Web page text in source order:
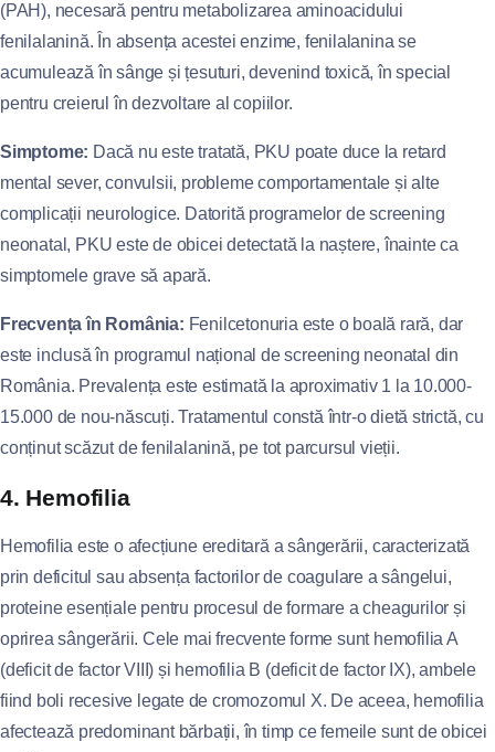
(PAH), necesară pentru metabolizarea aminoacidului
fenilalanină. În absența acestei enzime, fenilalanina se
acumulează în sânge și țesuturi, devenind toxică, în special
pentru creierul în dezvoltare al copiilor.
Simptome: Dacă nu este tratată, PKU poate duce la retard
mental sever, convulsii, probleme comportamentale și alte
complicații neurologice. Datorită programelor de screening
neonatal, PKU este de obicei detectată la naștere, înainte ca
simptomele grave să apară.
Frecvența în România: Fenilcetonuria este o boală rară, dar
este inclusă în programul național de screening neonatal din
România. Prevalența este estimată la aproximativ 1 la 10.000-
15.000 de nou-născuți. Tratamentul constă într-o dietă strictă, cu
conținut scăzut de fenilalanină, pe tot parcursul vieții.
4. Hemofilia
Hemofilia este o afecțiune ereditară a sângerării, caracterizată
prin deficitul sau absența factorilor de coagulare a sângelui,
proteine esențiale pentru procesul de formare a cheagurilor și
oprirea sângerării. Cele mai frecvente forme sunt hemofilia A
(deficit de factor VIII) și hemofilia B (deficit de factor IX), ambele
fiind boli recesive legate de cromozomul X. De aceea, hemofilia
afectează predominant bărbații, în timp ce femeile sunt de obicei